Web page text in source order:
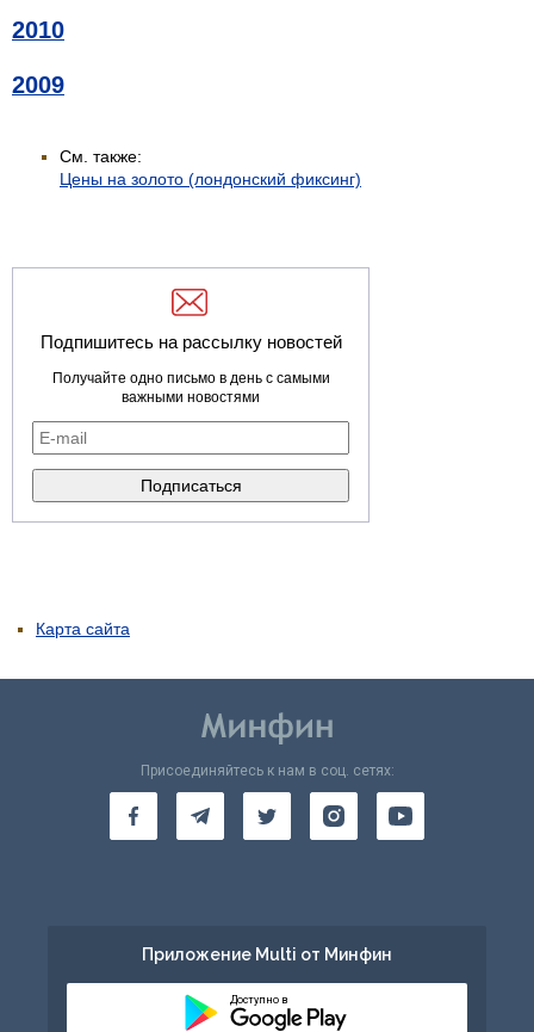
2010
2009
См. также:
Цены на золото (лондонский фиксинг)
Подпишитесь на рассылку новостей
Получайте одно письмо в день с самыми
важными новостями
Карта сайта
Присоединяйтесь к нам в соц. сетях:
Приложение Multi от Минфин
Доступно в